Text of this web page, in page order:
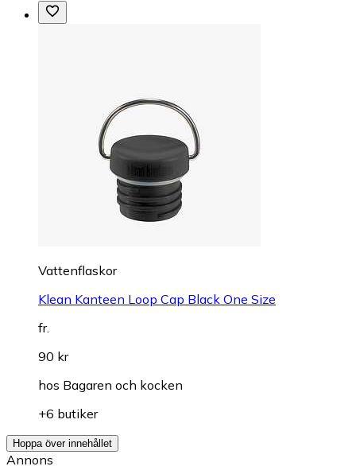
Vattenflaskor
Klean Kanteen Loop Cap Black One Size
fr.
90 kr
hos Bagaren och kocken
+6 butiker
Hoppa över innehållet
Annons